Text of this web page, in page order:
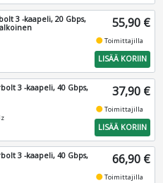
3 -kaapeli, 20 Gbps,
55,90 €
fiber_manual_recordToimittajilla
LISÄÄ KORIIN
3 -kaapeli, 40 Gbps,
37,90 €
fiber_manual_recordToimittajilla
LISÄÄ KORIIN
3 -kaapeli, 40 Gbps,
66,90 €
fiber_manual_recordToimittajilla